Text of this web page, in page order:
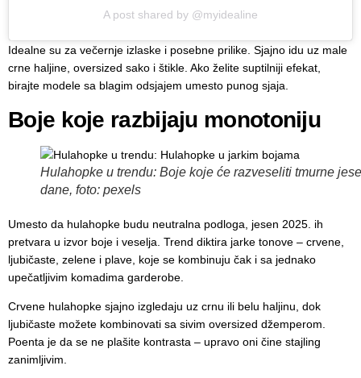
A post shared by @myidealine
Idealne su za večernje izlaske i posebne prilike. Sjajno idu uz male
crne haljine, oversized sako i štikle. Ako želite suptilniji efekat,
birajte modele sa blagim odsjajem umesto punog sjaja.
Boje koje razbijaju monotoniju
Hulahopke u trendu: Boje koje će razveseliti tmurne
dane, foto: pexels
Umesto da hulahopke budu neutralna podloga, jesen 2025. ih
pretvara u izvor boje i veselja. Trend diktira jarke tonove – crvene,
ljubičaste, zelene i plave, koje se kombinuju čak i sa jednako
upečatljivim komadima garderobe.
Crvene hulahopke sjajno izgledaju uz crnu ili belu haljinu, dok
ljubičaste možete kombinovati sa sivim oversized džemperom.
Poenta je da se ne plašite kontrasta – upravo oni čine stajling
zanimljivim.